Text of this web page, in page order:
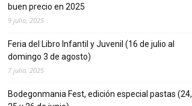
buen precio en 2025
9 julio, 2025
Feria del Libro Infantil y Juvenil (16 de julio al
domingo 3 de agosto)
7 julio, 2025
Bodegonmania Fest, edición especial pastas (24,